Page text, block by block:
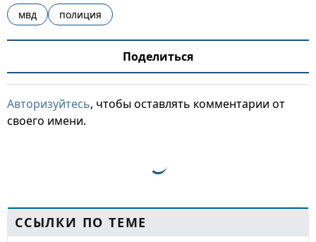
мвд полиция
Поделиться
Авторизуйтесь, чтобы оставлять комментарии от
своего имени.
ССЫЛКИ ПО ТЕМЕ